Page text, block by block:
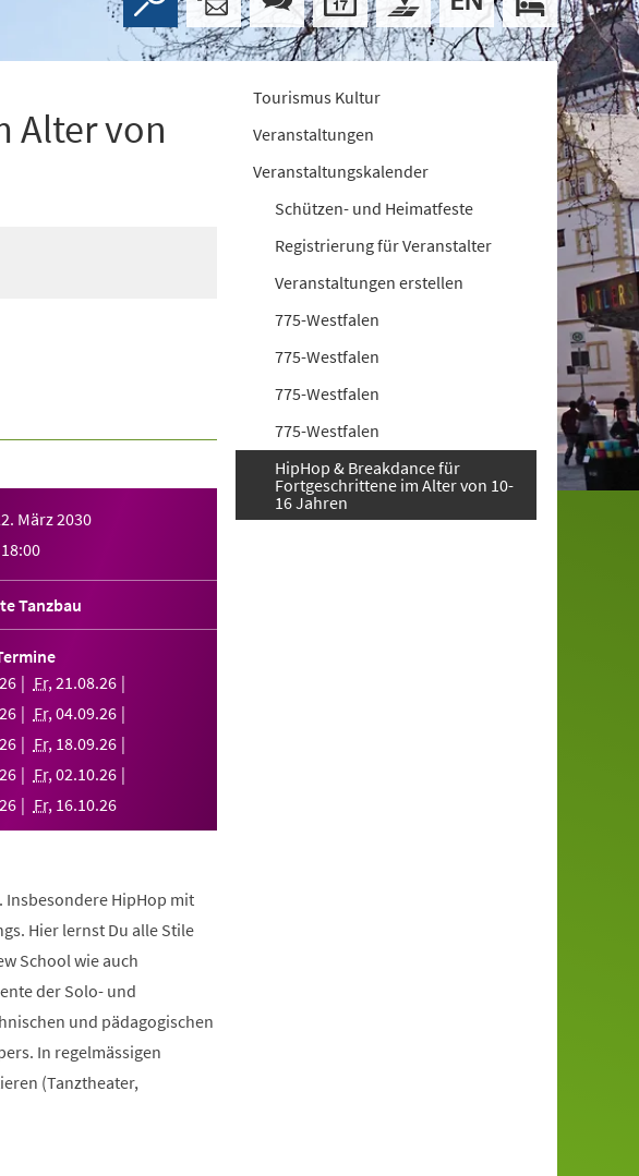
Alter von
März 2030
18:00
Tanzbau
26 Fr,21.08.26
26 Fr,04.09.26
26 Fr, 18.09.26
26 Fr,02.10.26
26 Fr, 16.10.26
Insbesondere HipHop mit
Hier lernst Du alle Stile
School wie auch
der Solo- und
und pädagogischen
In regelmässigen
(Tanztheater,
Tourismus Kultur
Veranstaltungen
Veranstaltungskalender
Schützen- und Heimatfeste
Registrierung für Veranstalter
Veranstaltungen erstellen
775-Westfalen
775-Westfalen
775-Westfalen
775-Westfalen
HipHop & Breakdance für
Fortgeschrittene im Alter von 10-
16 Jahren